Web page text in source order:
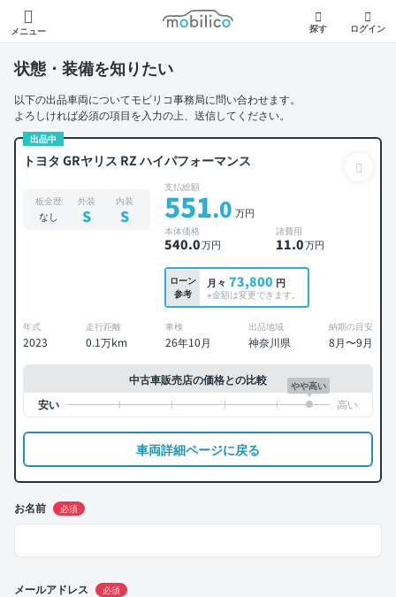
メニュー
モビリコ
探す ログイン
状態・装備を知りたい
以下の出品車両についてモビリコ事務局に問い合わせます。
よろしければ必須の項目を入力の上、送信してください。
出品中
トヨタ GRヤリス RZ ハイパフォーマンス
板金歴
なし
外装
S
内装
S
支払総額
551.0 万円
本体価格
540.0万円
諸費用
11.0万円
ローン
参考
月々 73,800 円
※金額は変更できます。
年式
2023
走行距離
0.1万km
車検
26年10月
出品地域
神奈川県
納期の目安
8月〜9月
中古車販売店の価格との比較 やや高い
車両詳細ページに戻る
お名前 必須
メールアドレス 必須